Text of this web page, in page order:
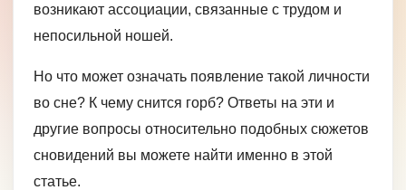
возникают ассоциации, связанные с трудом и
непосильной ношей.
Но что может означать появление такой личности
во сне? К чему снится горб? Ответы на эти и
другие вопросы относительно подобных сюжетов
сновидений вы можете найти именно в этой
статье.